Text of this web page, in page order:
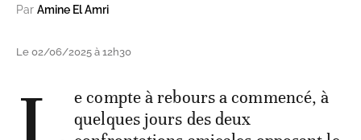
Par Amine El Amri
Le 02/06/2025 à 12h30
e compte à rebours a commencé, à
quelques jours des deux